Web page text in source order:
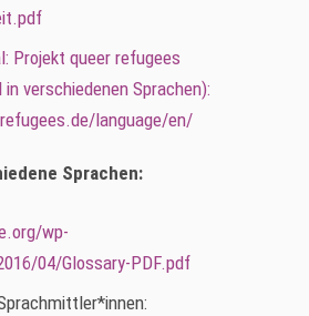
Projekt queer refugees
verschiedenen Sprachen):
language/en/
Sprachen:
wp-
04/Glossary-PDF.pdf